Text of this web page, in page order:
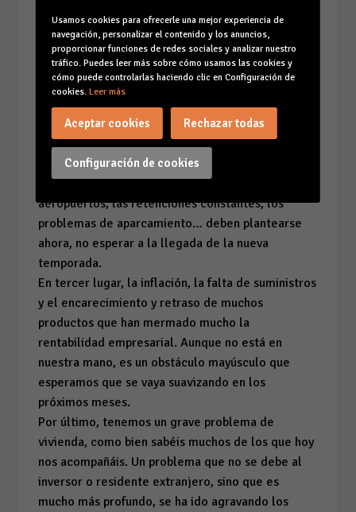
en CAEB. El absentismo merma la productividad
empresarial y, en tiempos de crisis o
desaceleración, como el actual, suele seguir al
alza.
En segundo lugar, es imprescindible buscar
soluciones a los problemas de movilidad que
hemos padecido esta temporada, que afecta tanto
a la imagen que damos como destino como al día
a día de los residentes. Las colas en puertos y
aeropuertos, las retenciones constantes, los
problemas de aparcamiento… deben plantearse
ahora, no esperar a la llegada de la nueva
temporada.
En tercer lugar, la inflación, la falta de suministros
y el encarecimiento y retraso de muchos
productos que han mermado mucho la
rentabilidad empresarial. Aunque no está en
nuestra mano, es un obstáculo mayúsculo que
esperamos que se vaya suavizando en los
próximos meses.
Por último, tenemos un grave problema de
vivienda, como bien sabéis muchos de los que hoy
nos acompañáis. Un problema que no se debe al
inversor o residente extranjero, sino que es
mucho más profundo, se ha ido agravando los
Usamos cookies para ofrecerle una mejor experiencia de
navegación, personalizar el contenido y los anuncios,
proporcionar funciones de redes sociales y analizar nuestro
tráfico. Puedes leer más sobre cómo usamos las cookies y
cómo puede controlarlas haciendo clic en Configuración de
cookies. Leer más
Configuración de cookies
Aceptar cookies Rechazar todas